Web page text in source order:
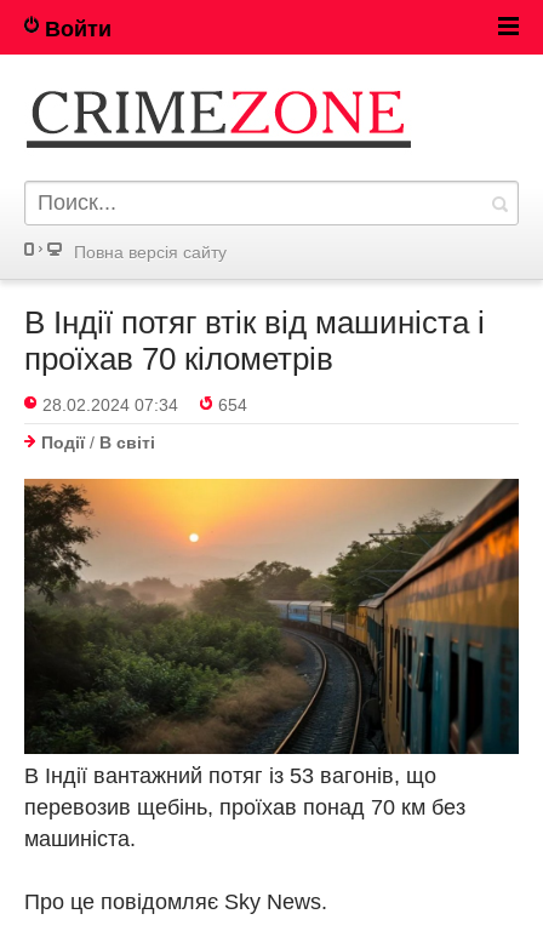
Войти
Повна версія сайту
В Індії потяг втік від машиніста і
проїхав 70 кілометрів
28.02.2024 07:34
654
Події/ В світі
В Індії вантажний потяг із 53 вагонів, що
перевозив щебінь, проїхав понад 70 км без
машиніста.
Про це повідомляє Sky News.